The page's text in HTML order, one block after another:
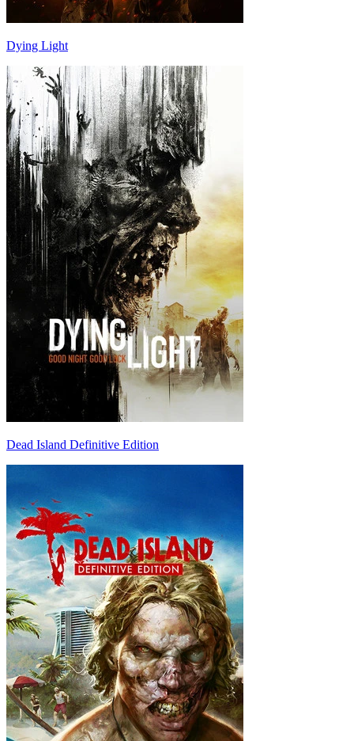
Dying Light
Dead Island Definitive Edition